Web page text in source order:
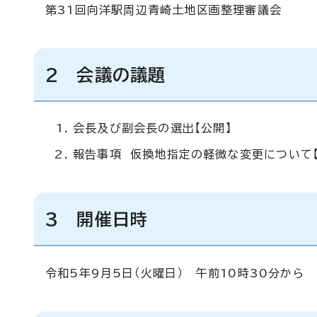
第31回向洋駅周辺青崎土地区画整理審議会
2 会議の議題
会長及び副会長の選出【公開】
報告事項 仮換地指定の軽微な変更について
3 開催日時
令和5年9月5日（火曜日） 午前10時30分から